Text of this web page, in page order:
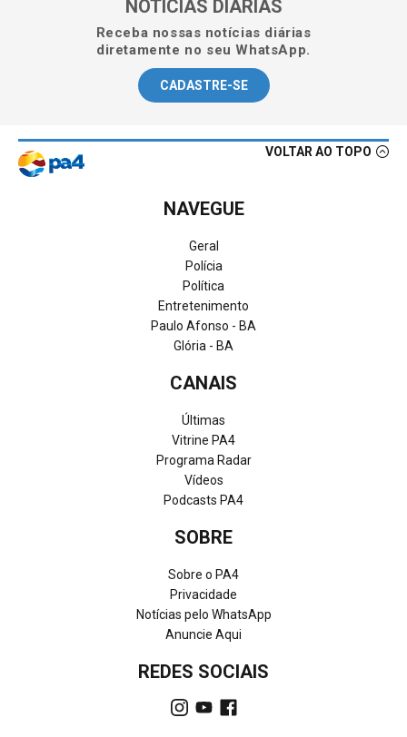
NOTÍCIAS DIÁRIAS
Receba nossas notícias diárias
diretamente no seu WhatsApp.
CADASTRE-SE
VOLTAR AO TOPO
NAVEGUE
Geral
Polícia
Política
Entretenimento
Paulo Afonso - BA
Glória - BA
CANAIS
Últimas
Vitrine PA4
Programa Radar
Vídeos
Podcasts PA4
SOBRE
Sobre o PA4
Privacidade
Notícias pelo WhatsApp
Anuncie Aqui
REDES SOCIAIS